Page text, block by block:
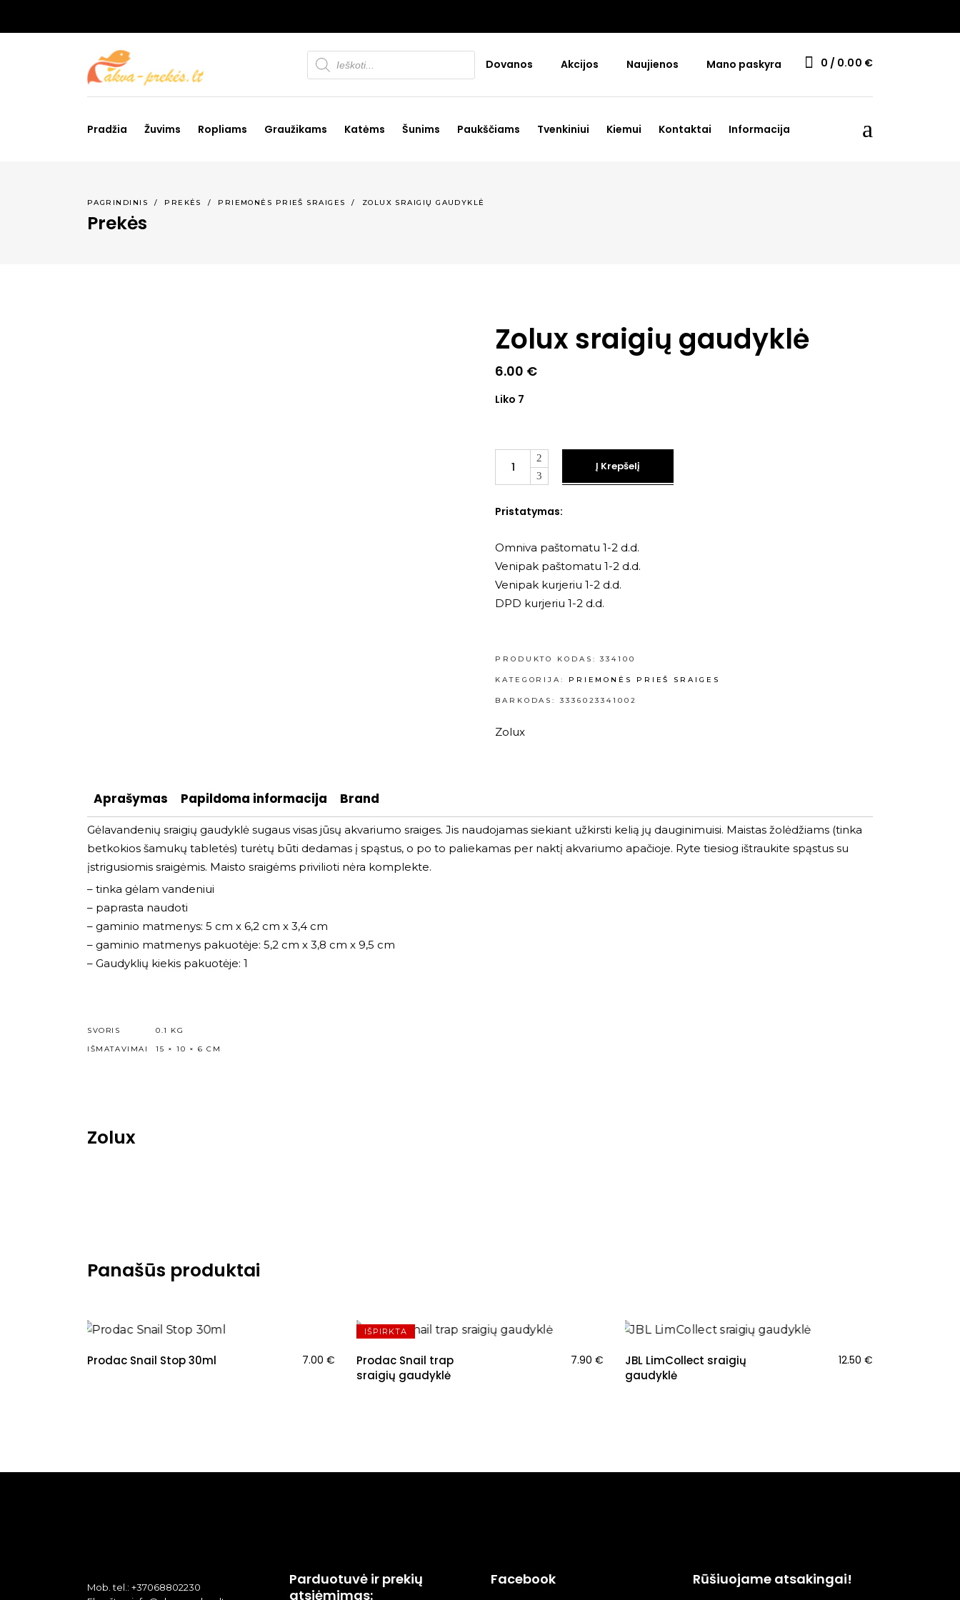
Products
search Dovanos Akcijos Naujienos Mano paskyra 0 0.00 €
Pradžia Žuvims Ropliams Graužikams Katėms Šunims Paukščiams Tvenkiniui Kiemui Kontaktai Informacija
PAGRINDINIS / PREKĖS / PRIEMONĖS PRIEŠ SRAIGES / ZOLUX SRAIGIŲ GAUDYKLĖ
Prekės
Zolux sraigių gaudyklė
6.00 €
Liko 7
Į Krepšelį
Pristatymas:
Omniva paštomatu 1-2 d.d.
Venipak paštomatu 1-2 d.d.
Venipak kurjeriu 1-2 d.d.
DPD kurjeriu 1-2 d.d.
PRODUKTO KODAS:334100
KATEGORIJA: PRIEMONĖS PRIEŠ SRAIGES
BARKODAS: 3336023341002
Zolux
Aprašymas Papildoma informacija Brand
Gėlavandenių sraigių gaudyklė sugaus visas jūsų akvariumo sraiges. Jis naudojamas siekiant užkirsti kelią jų dauginimuisi. Maistas žolėdžiams (tinka
betkokios šamukų tabletės) turėtų būti dedamas į spąstus, o po to paliekamas per naktį akvariumo apačioje. Ryte tiesiog ištraukite spąstus su
įstrigusiomis sraigėmis. Maisto sraigėms privilioti nėra komplekte.
– tinka gėlam vandeniui
– paprasta naudoti
– gaminio matmenys: 5 cm x 6,2 cm x 3,4 cm
– gaminio matmenys pakuotėje: 5,2 cm x 3,8 cm x 9,5 cm
– Gaudyklių kiekis pakuotėje: 1
SVORIS
0.1 KG
IŠMATAVIMAI
15 × 10 × 6 CM
Zolux
Panašūs produktai
Prodac Snail Stop 30ml 7.00 €
IŠPIRKTA
Prodac Snail trap
sraigių gaudyklė
7.90€
JBL LimCollect sraigių
gaudyklė
12.50 €
Mob. tel.: +37068802230
Parduotuvė ir prekių
atsiėmimas:
Facebook Rūšiuojame atsakingai!